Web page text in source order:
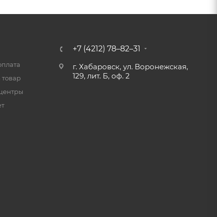
товар
+7 (4212) 78–82–31
г. Хабаровск, ул. Воронежская,
129, лит. Б, оф. 2